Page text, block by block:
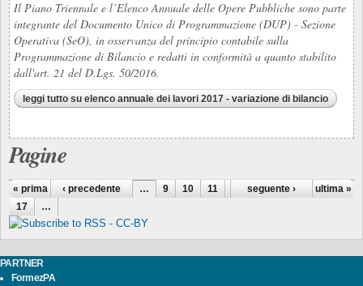
Il Piano Triennale e l’Elenco Annuale delle Opere Pubbliche sono parte
integrante del Documento Unico di Programmazione (DUP) - Sezione
Operativa (SeO), in osservanza del principio contabile sulla
Programmazione di Bilancio e redatti in conformità a quanto stabilito
dall'art. 21 del D.Lgs. 50/2016.
leggi tutto su elenco annuale dei lavori 2017 - variazione di bilancio
Pagine
« prima ‹ precedente … 9 10 11 13 14 15
16
17
…
seguente › ultima »
PARTNER
FormezPA